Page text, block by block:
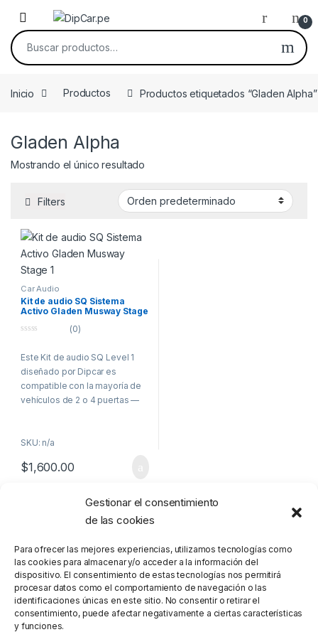
Gestionar el consentimiento
de las cookies
Para ofrecer las mejores experiencias, utilizamos tecnologías como
las cookies para almacenar y/o acceder a la información del
dispositivo. El consentimiento de estas tecnologías nos permitirá
procesar datos como el comportamiento de navegación o las
identificaciones únicas en este sitio. No consentir o retirar el
consentimiento, puede afectar negativamente a ciertas características
y funciones.
Skip to navigation
Skip to content
0
Buscar por:
Inicio Productos Productos etiquetados “Gladen Alpha”
Gladen Alpha
Mostrando el único resultado
Filters
Car Audio
Kit de audio SQ Sistema
Activo Gladen Musway Stage
u
o
f
5
(0)
Este Kit de audio SQ Level 1
diseñado por Dipcar es
compatible con la mayoría de
vehículos de 2 o 4 puertas —
reproductores con salida RCA
para una integración perfecta,
tanto el sistema original como
el aftermarket sin perder
sonido de altas prestaciones y
fidelidad.
Ventajas de un sistema
activo:
A diferencia de un sistema
SKU: n/a
$1,600.00
Mostrando el único resultado